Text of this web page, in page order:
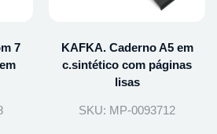
7
KAFKA. Caderno A5 em
c.sintético com páginas
lisas
SKU: MP-0093712